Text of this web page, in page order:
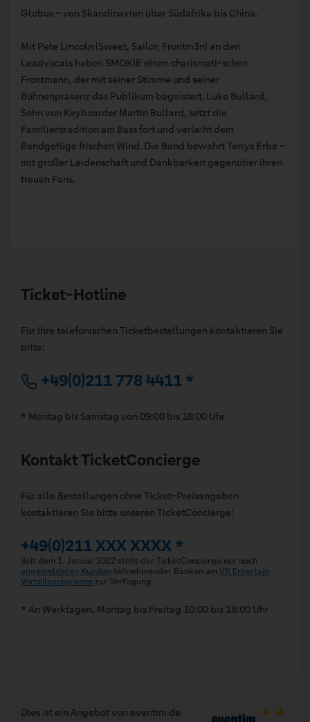
Globus – von Skandinavien über Südafrika bis China.
Mit Pete Lincoln (Sweet, Sailor, Frontm3n) an den
Leadvocals haben SMOKIE einen charismati-schen
Frontmann, der mit seiner Stimme und seiner
Bühnenpräsenz das Publikum begeistert. Luke Bullard,
Sohn von Keyboarder Martin Bullard, setzt die
Familientradition am Bass fort und verleiht dem
Bandgefüge frischen Wind. Die Band bewahrt Terrys Erbe –
mit großer Leidenschaft und Dankbarkeit gegenüber ihren
treuen Fans.
Ticket-Hotline
Für Ihre telefonischen Ticketbestellungen kontaktieren Sie
bitte:
+49(0)211 778 4411 *
* Montag bis Samstag von 09:00 bis 18:00 Uhr
Kontakt TicketConcierge
Für alle Bestellungen ohne Ticket-Preisangaben
kontaktieren Sie bitte unseren TicketConcierge:
+49(0)211 XXX XXXX *
Seit dem 1. Januar 2022 steht der TicketConcierge nur noch
angemeldeten Kunden teilnehmender Banken am VR Entertain
Vorteilsprogramm zur Verfügung.
* An Werktagen, Montag bis Freitag 10:00 bis 18:00 Uhr
Dies ist ein Angebot von eventim.de